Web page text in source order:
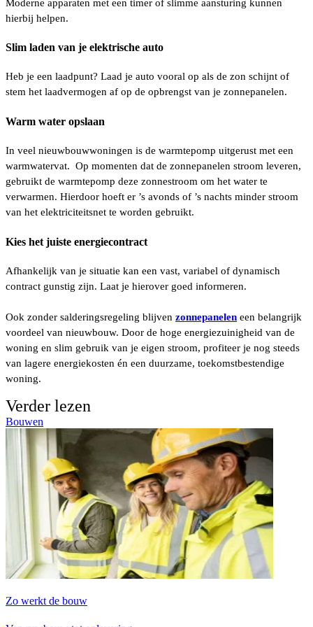
Moderne apparaten met een timer of slimme aansturing kunnen
hierbij helpen.
Slim laden van je elektrische auto
Heb je een laadpunt? Laad je auto vooral op als de zon schijnt of
stem het laadvermogen af op de opbrengst van je zonnepanelen.
Warm water opslaan
In veel nieuwbouwwoningen is de warmtepomp uitgerust met een
warmwatervat. Op momenten dat de zonnepanelen stroom leveren,
gebruikt de warmtepomp deze zonnestroom om het water te
verwarmen. Hierdoor hoeft er ’s avonds of ’s nachts minder stroom
van het elektriciteitsnet te worden gebruikt.
Kies het juiste energiecontract
Afhankelijk van je situatie kan een vast, variabel of dynamisch
contract gunstig zijn. Laat je hierover goed informeren.
Ook zonder salderingsregeling blijven zonnepanelen een belangrijk
voordeel van nieuwbouw. Door de hoge energiezuinigheid van de
woning en slim gebruik van je eigen stroom, profiteer je nog steeds
van lagere energiekosten én een duurzame, toekomstbestendige
woning.
Verder lezen
Bouwen
Zo werkt de bouw